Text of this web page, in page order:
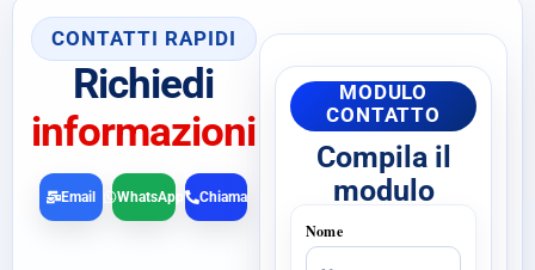
CONTATTI RAPIDI
Richiedi
informazioni
Chiama
Email WhatsApp
MODULO
CONTATTO
Compila il
modulo
Nome